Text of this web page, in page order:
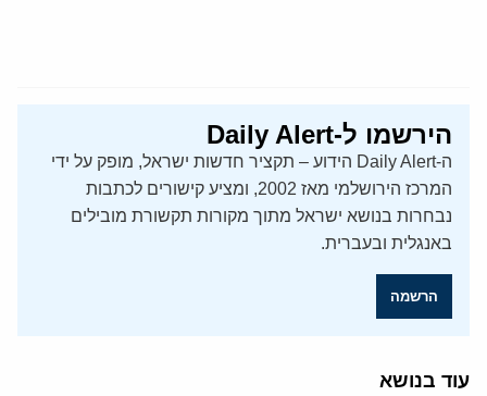
הירשמו ל-Daily Alert
ה-Daily Alert הידוע – תקציר חדשות ישראל, מופק על ידי
המרכז הירושלמי מאז 2002, ומציע קישורים לכתבות
נבחרות בנושא ישראל מתוך מקורות תקשורת מובילים
באנגלית ובעברית.
הרשמה
עוד בנושא